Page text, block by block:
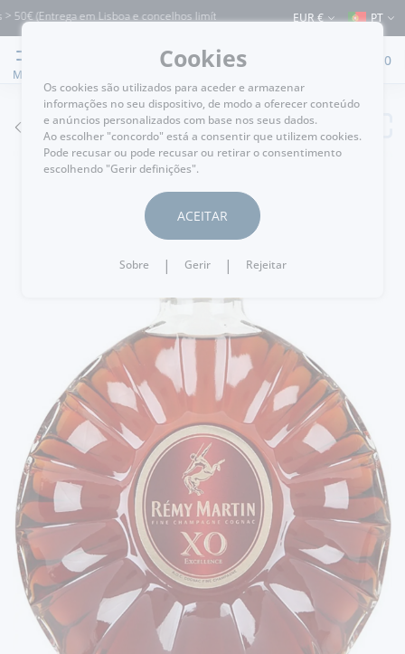
(Entrega em Lisboa e concelhos limítrofes) ⚠️ Envios para Portugal e para o
EUR € PT
MENU
0
VOLTAR
Cookies
Os cookies são utilizados para aceder e armazenar
informações no seu dispositivo, de modo a oferecer conteúdo
e anúncios personalizados com base nos seus dados.
Ao escolher "concordo" está a consentir que utilizem cookies.
Pode recusar ou pode recusar ou retirar o consentimento
escolhendo "Gerir definições".
ACEITAR
Sobre | Gerir | Rejeitar